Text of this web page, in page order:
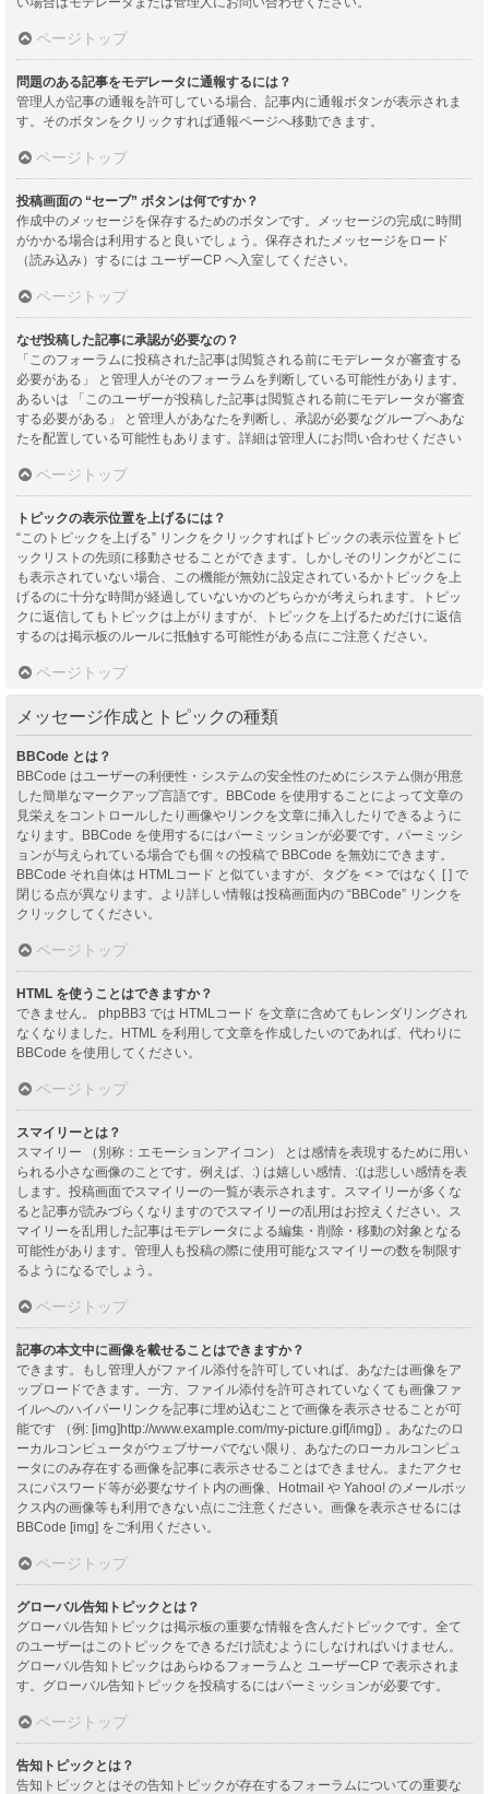
ページトップ
問題のある記事をモデレータに通報するには？
管理人が記事の通報を許可している場合、記事内に通報ボタンが表示されま
す。そのボタンをクリックすれば通報ページへ移動できます。
ページトップ
投稿画面の “セーブ” ボタンは何ですか？
作成中のメッセージを保存するためのボタンです。メッセージの完成に時間
がかかる場合は利用すると良いでしょう。保存されたメッセージをロード
（読み込み）するには ユーザーCP へ入室してください。
ページトップ
なぜ投稿した記事に承認が必要なの？
「このフォーラムに投稿された記事は閲覧される前にモデレータが審査する
必要がある」 と管理人がそのフォーラムを判断している可能性があります。
あるいは 「このユーザーが投稿した記事は閲覧される前にモデレータが審査
する必要がある」 と管理人があなたを判断し、承認が必要なグループへあな
たを配置している可能性もあります。詳細は管理人にお問い合わせください
ページトップ
トピックの表示位置を上げるには？
“このトピックを上げる” リンクをクリックすればトピックの表示位置をトピ
ックリストの先頭に移動させることができます。しかしそのリンクがどこに
も表示されていない場合、この機能が無効に設定されているかトピックを上
げるのに十分な時間が経過していないかのどちらかが考えられます。トピッ
クに返信してもトピックは上がりますが、トピックを上げるためだけに返信
するのは掲示板のルールに抵触する可能性がある点にご注意ください。
ページトップ
メッセージ作成とトピックの種類
BBCode とは？
BBCode はユーザーの利便性・システムの安全性のためにシステム側が用意
した簡単なマークアップ言語です。BBCode を使用することによって文章の
見栄えをコントロールしたり画像やリンクを文章に挿入したりできるように
なります。BBCode を使用するにはパーミッションが必要です。パーミッシ
ョンが与えられている場合でも個々の投稿で BBCode を無効にできます。
BBCode それ自体は HTMLコード と似ていますが、タグを < > ではなく [ ] で
閉じる点が異なります。より詳しい情報は投稿画面内の “BBCode” リンクを
クリックしてください。
ページトップ
HTML を使うことはできますか？
できません。 phpBB3 では HTMLコード を文章に含めてもレンダリングされ
なくなりました。HTML を利用して文章を作成したいのであれば、代わりに
BBCode を使用してください。
ページトップ
スマイリーとは？
スマイリー （別称：エモーションアイコン） とは感情を表現するために用い
られる小さな画像のことです。例えば、:) は嬉しい感情、:(は悲しい感情を表
します。投稿画面でスマイリーの一覧が表示されます。スマイリーが多くな
ると記事が読みづらくなりますのでスマイリーの乱用はお控えください。ス
マイリーを乱用した記事はモデレータによる編集・削除・移動の対象となる
可能性があります。管理人も投稿の際に使用可能なスマイリーの数を制限す
るようになるでしょう。
ページトップ
記事の本文中に画像を載せることはできますか？
できます。もし管理人がファイル添付を許可していれば、あなたは画像をア
ップロードできます。一方、ファイル添付を許可されていなくても画像ファ
イルへのハイパーリンクを記事に埋め込むことで画像を表示させることが可
能です （例: [img]http://www.example.com/my-picture.gif[/img]) 。あなたのロ
ーカルコンピュータがウェブサーバでない限り、あなたのローカルコンピュ
ータにのみ存在する画像を記事に表示させることはできません。またアクセ
スにパスワード等が必要なサイト内の画像、Hotmail や Yahoo! のメールボッ
クス内の画像等も利用できない点にご注意ください。画像を表示させるには
BBCode [img] をご利用ください。
ページトップ
グローバル告知トピックとは？
グローバル告知トピックは掲示板の重要な情報を含んだトピックです。全て
のユーザーはこのトピックをできるだけ読むようにしなければいけません。
グローバル告知トピックはあらゆるフォーラムと ユーザーCP で表示されま
す。グローバル告知トピックを投稿するにはパーミッションが必要です。
ページトップ
告知トピックとは？
告知トピックとはその告知トピックが存在するフォーラムについての重要な